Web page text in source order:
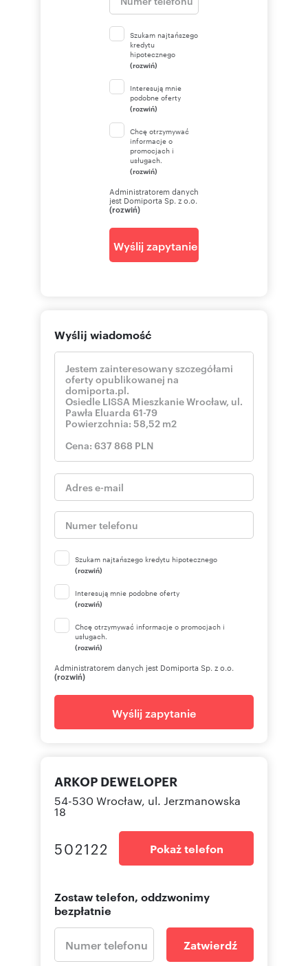
Szukam najtańszego
kredytu
hipotecznego
(rozwiń)
Interesują mnie
podobne oferty
(rozwiń)
Chcę otrzymywać
informacje o
promocjach i
usługach.
(rozwiń)
Administratorem danych
jest Domiporta Sp. z o.o.
(rozwiń)
Wyślij zapytanie
Wyślij wiadomość
Szukam najtańszego kredytu hipotecznego
(rozwiń)
Interesują mnie podobne oferty
(rozwiń)
Chcę otrzymywać informacje o promocjach i
usługach.
(rozwiń)
Administratorem danych jest Domiporta Sp. z o.o.
(rozwiń)
Wyślij zapytanie
ARKOP DEWELOPER
54-530 Wrocław, ul. Jerzmanowska
18
502122 Pokaż telefon
Zostaw telefon, oddzwonimy
bezpłatnie
Zatwierdź